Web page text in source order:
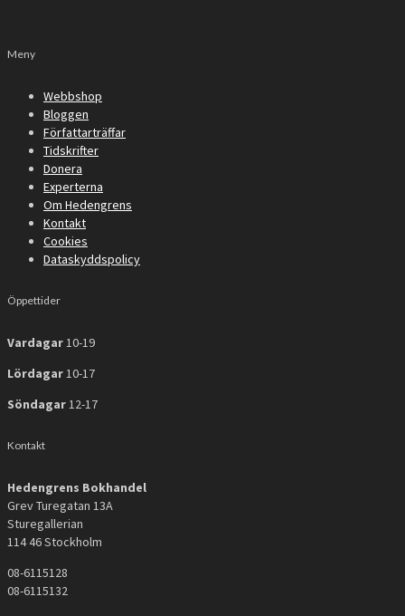
Meny
Webbshop
Bloggen
Författarträffar
Tidskrifter
Donera
Experterna
Om Hedengrens
Kontakt
Cookies
Dataskyddspolicy
Öppettider
Vardagar10-19
Lördagar10-17
Söndagar12-17
Kontakt
Hedengrens Bokhandel
Grev Turegatan 13A
Sturegallerian
114 46 Stockholm
08-6115128
08-6115132